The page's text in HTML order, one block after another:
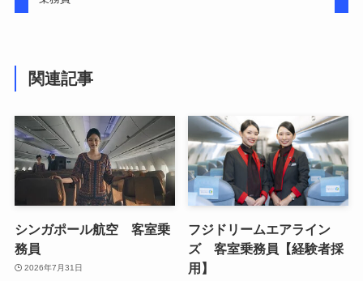
関連記事
シンガポール航空 客室乗
務員
2026年7月31日
フジドリームエアライン
ズ 客室乗務員【経験者採
用】